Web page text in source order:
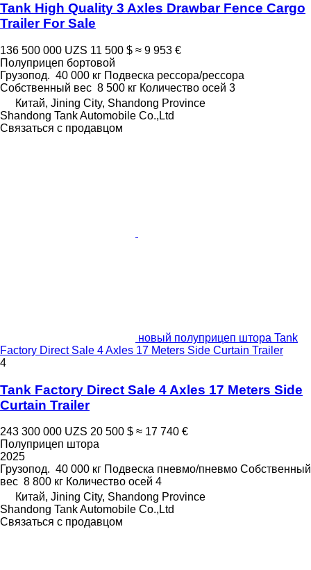
Tank High Quality 3 Axles Drawbar Fence Cargo
Trailer For Sale
136 500 000 UZS 11 500 $ ≈ 9 953 €
Полуприцеп бортовой
Грузопод. 40 000 кг Подвеска рессора/рессора
Собственный вес 8 500 кг Количество осей 3
Китай, Jining City, Shandong Province
Shandong Tank Automobile Co.,Ltd
Связаться с продавцом
новый полуприцеп штора Tank
Factory Direct Sale 4 Axles 17 Meters Side Curtain Trailer
4
Tank Factory Direct Sale 4 Axles 17 Meters Side
Curtain Trailer
243 300 000 UZS 20 500 $ ≈ 17 740 €
Полуприцеп штора
2025
Грузопод. 40 000 кг Подвеска пневмо/пневмо Собственный
вес 8 800 кг Количество осей 4
Китай, Jining City, Shandong Province
Shandong Tank Automobile Co.,Ltd
Связаться с продавцом